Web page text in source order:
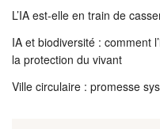
L’IA est-elle en train de
IA et biodiversité : comment
la protection du vivant
Ville circulaire : promesse